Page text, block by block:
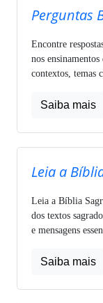
Perguntas
Encontre
nos
contextos, temas
Saiba mais
Leia a
Leia a Bíblia
dos textos
e mensagens
Saiba mais